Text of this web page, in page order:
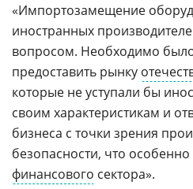
«Импортозамещение
иностранных
вопросом. Необходимо
предоставить рынку
которые не уступали бы
своим характеристикам и
бизнеса с точки зрения
безопасности, что
финансового сектора».